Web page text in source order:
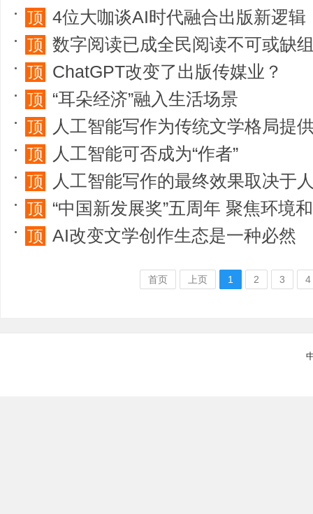
顶 4位大咖谈AI时代融合出版新逻辑
顶 数字阅读已成全民阅读不可或缺
顶 ChatGPT改变了出版传媒业？
顶 “耳朵经济”融入生活场景
顶 人工智能写作为传统文学格局提
顶 人工智能可否成为“作者”
顶 人工智能写作的最终效果取决于
顶 “中国新发展奖”五周年 聚焦环境
顶 AI改变文学创作生态是一种必然
首页 上页 1 2 3 4